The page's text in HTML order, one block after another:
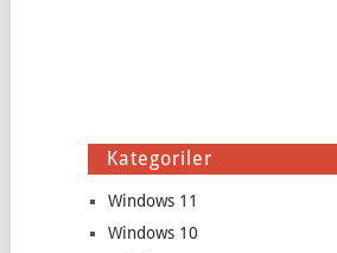
Kategoriler
Windows 11
Windows 10